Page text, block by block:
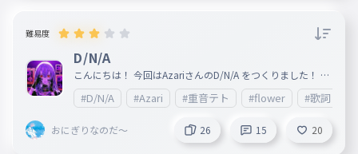
もしタラレバ並べてもニコチンだし
もしタラレバならべてもニコチンだし
I miss youって近付いた結末は凡ミス凡ミス
030
I miss youって近付いた結末は凡ミ
ス凡ミス
i miss youってちかづいたけつまつはぼんミスぼんミス
難易度
D/N/A
こんにちは！ 今回はAzariさんのD/N/A をつくりました！ 癖
になるのでぜひ聞いてみてください！ ＿＿＿＿＿＿＿＿＿
＿＿＿＿＿＿＿＿＿＿＿＿＿＿＿＿＿＿＿＿＿＿＿＿＿＿＿
＿＿＿＿＿＿＿＿＿＿＿＿＿＿＿＿＿＿ 2025.3.28 公開 作
詞:Azari 作曲:Azari 編曲:Azari
#D/N/A #Azari #重音テト #flower #歌詞
おにぎりなのだ～ 26 15 20